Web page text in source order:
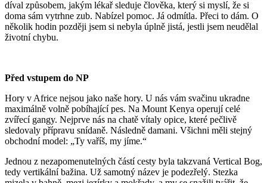
díval způsobem, jakým lékař sleduje člověka, který si myslí, že si
doma sám vytrhne zub. Nabízel pomoc. Já odmítla. Přeci to dám. O
několik hodin později jsem si nebyla úplně jistá, jestli jsem neudělal
životní chybu.
Před vstupem do NP
Hory v Africe nejsou jako naše hory. U nás vám svačinu ukradne
maximálně volně pobíhající pes. Na Mount Kenya operují celé
zvířecí gangy. Nejprve nás na chatě vítaly opice, které pečlivě
sledovaly přípravu snídaně. Následně damani. Všichni měli stejný
obchodní model: „Ty vaříš, my jíme.“
Jednou z nezapomenutelných částí cesty byla takzvaná Vertical Bog,
tedy vertikální bažina. Už samotný název je podezřelý. Stezka